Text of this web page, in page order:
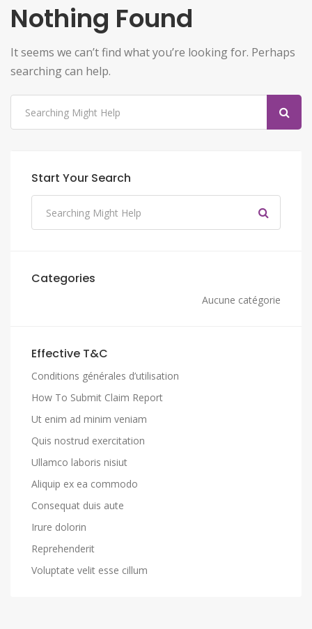
Nothing Found
It seems we can’t find what you’re looking for. Perhaps
searching can help.
Start Your Search
Categories
Aucune catégorie
Effective T&C
Conditions générales d’utilisation
How To Submit Claim Report
Ut enim ad minim veniam
Quis nostrud exercitation
Ullamco laboris nisiut
Aliquip ex ea commodo
Consequat duis aute
Irure dolorin
Reprehenderit
Voluptate velit esse cillum